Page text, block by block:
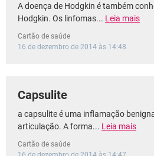
A doença de Hodgkin é também
Hodgkin. Os linfomas... Leia mais
Cartão de saúde
16 de dezembro de 2014 às 14:48
Capsulite
a capsulite é uma inflamação
articulação. A forma... Leia mais
Cartão de saúde